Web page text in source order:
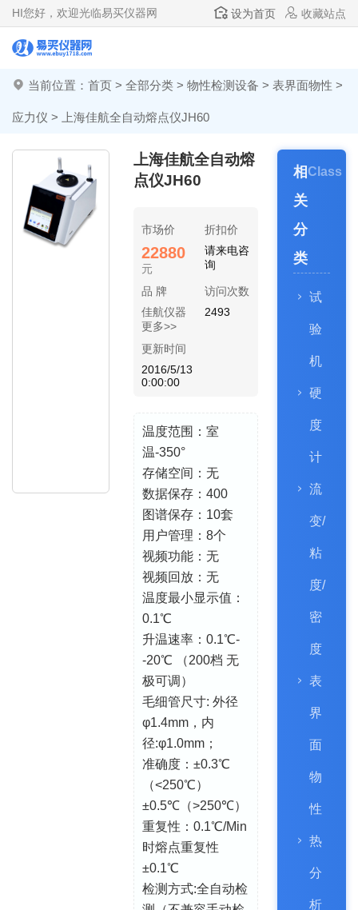
HI您好，欢迎光临易买仪器网 设为首页 收藏站点
当前位置： 首页 > 全部分类 > 物性检测设备 > 表界面物性 >
应力仪 > 上海佳航全自动熔点仪JH60
上海佳航全自动熔
点仪JH60
市场价
22880
元
折扣价
请来电咨
询
品 牌
佳航仪器
更多>>
访问次数
2493
更新时间
2016/5/13
0:00:00
温度范围：室
温-350°
存储空间：无
数据保存：400
图谱保存：10套
用户管理：8个
视频功能：无
视频回放：无
温度最小显示值：
0.1℃
升温速率：0.1℃-
-20℃ （200档 无
极可调）
毛细管尺寸: 外径
φ1.4mm，内
径:φ1.0mm；
准确度：±0.3℃
（<250℃）
±0.5℃（>250℃）
重复性：0.1℃/Min
时熔点重复性
±0.1℃
检测方式:全自动检
相
关
分
类
Class
试
验
机
硬
度
计
流
变/
粘
度/
密
度
表
界
面
物
性
热
分
析